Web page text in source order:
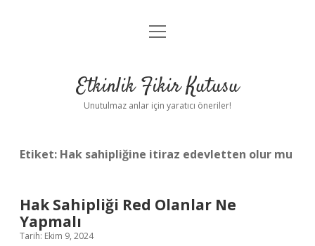
Anasayfa
Yasal Uyarı
menüyü
Etkinlik Fikir Kutusu
Unutulmaz anlar için yaratıcı öneriler!
Etiket: Hak sahipliğine itiraz edevletten olur mu
Hak Sahipliği Red Olanlar Ne
Yapmalı
Tarih: Ekim 9, 2024